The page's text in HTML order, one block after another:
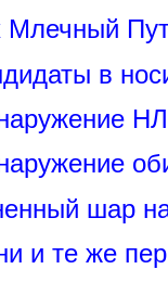
Млечный
в
шар
и те же